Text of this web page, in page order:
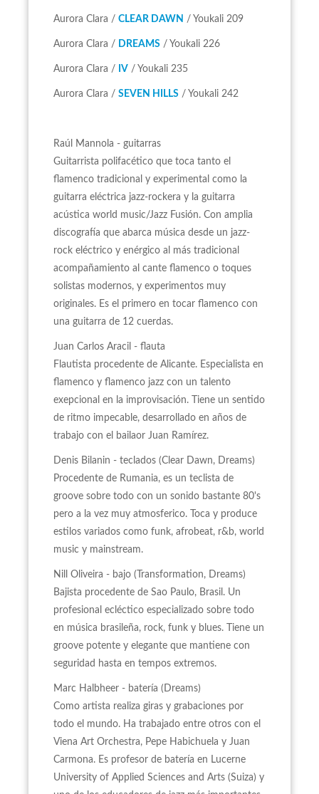
Aurora Clara / CLEAR DAWN / Youkali 209
Aurora Clara / DREAMS / Youkali 226
Aurora Clara / IV / Youkali 235
Aurora Clara / SEVEN HILLS / Youkali 242
Raúl Mannola - guitarras
Guitarrista polifacético que toca tanto el
flamenco tradicional y experimental como la
guitarra eléctrica jazz-rockera y la guitarra
acústica world music/Jazz Fusión. Con amplia
discografía que abarca música desde un jazz-
rock eléctrico y enérgico al más tradicional
acompañamiento al cante flamenco o toques
solistas modernos, y experimentos muy
originales. Es el primero en tocar flamenco con
una guitarra de 12 cuerdas.
Juan Carlos Aracil - flauta
Flautista procedente de Alicante. Especialista en
flamenco y flamenco jazz con un talento
exepcional en la improvisación. Tiene un sentido
de ritmo impecable, desarrollado en años de
trabajo con el bailaor Juan Ramírez.
Denis Bilanin - teclados (Clear Dawn, Dreams)
Procedente de Rumania, es un teclista de
groove sobre todo con un sonido bastante 80's
pero a la vez muy atmosferico. Toca y produce
estilos variados como funk, afrobeat, r&b, world
music y mainstream.
Nill Oliveira - bajo (Transformation, Dreams)
Bajista procedente de Sao Paulo, Brasil. Un
profesional ecléctico especializado sobre todo
en música brasileña, rock, funk y blues. Tiene un
groove potente y elegante que mantiene con
seguridad hasta en tempos extremos.
Marc Halbheer - batería (Dreams)
Como artista realiza giras y grabaciones por
todo el mundo. Ha trabajado entre otros con el
Viena Art Orchestra, Pepe Habichuela y Juan
Carmona. Es profesor de batería en Lucerne
University of Applied Sciences and Arts (Suiza) y